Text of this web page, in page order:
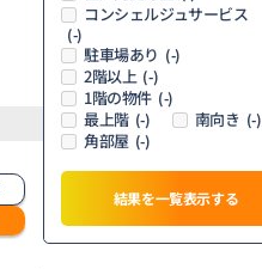
コンシェルジュサービス
(-)
駐車場あり (-)
2階以上 (-)
1階の物件 (-)
最上階 (-) 南向き (-)
角部屋 (-)
結果を一覧表示する